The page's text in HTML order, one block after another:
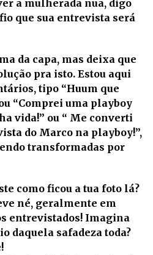
a mulherada nua, digo
que sua entrevista será
da capa, mas deixa que
pra isto. Estou aqui
tipo “Huum que
“Comprei uma playboy
vida!” ou “ Me converti
do Marco na playboy!”,
transformadas por
como ficou a tua foto lá?
né, geralmente em
entrevistados! Imagina
daquela safadeza toda?